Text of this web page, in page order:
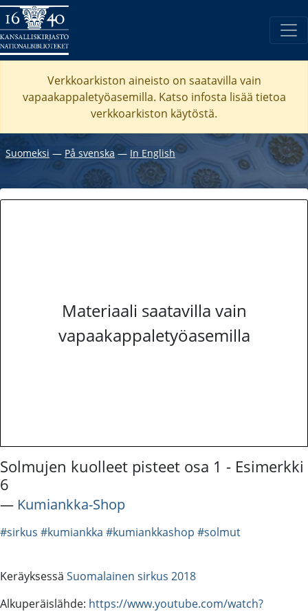
Verkkoarkiston aineisto on saatavilla vain
vapaakappaletyöasemilla. Katso infosta lisää tietoa
verkkoarkiston käytöstä.
Suomeksi ― På svenska― In English
Materiaali saatavilla vain
vapaakappaletyöasemilla
Solmujen kuolleet pisteet osa 1 - Esimerkki
6
― Kumiankka-Shop
#sirkus #kumiankka #kumiankkashop #solmut
Keräyksessä Suomalainen sirkus 2018
Alkuperäislähde: https://www.youtube.com/watch?